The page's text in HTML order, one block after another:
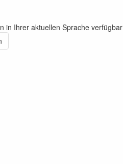
in Ihrer aktuellen Sprache verfügbar